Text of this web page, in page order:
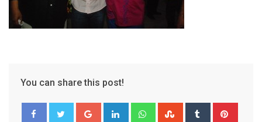
You can share this post!
Google+ LinkedIn WhatsappStumbleUpon
Tumblr